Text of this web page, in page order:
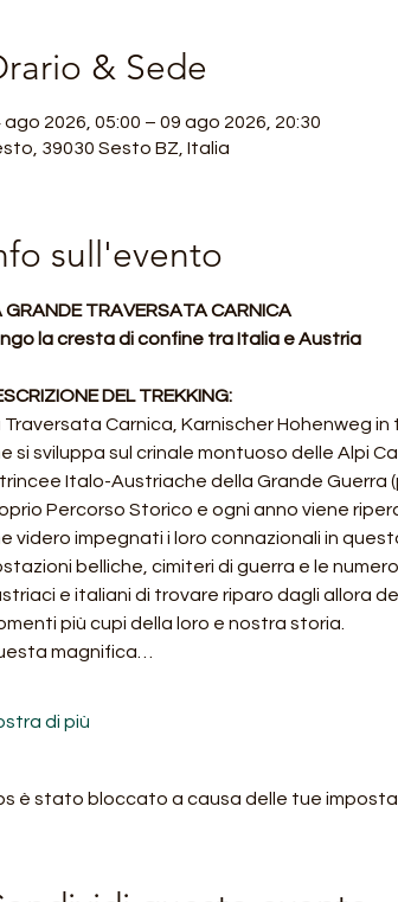
& Sede
ago 2026, 05:00 – 09 ago 2026, 20:30
39030 Sesto BZ, Italia
sull'evento
GRANDE TRAVERSATA CARNICA
la cresta di confine tra Italia e Austria
DEL TREKKING:
Traversata Carnica, Karnischer Hohenweg
si sviluppa sul crinale montuoso delle Alpi
trincee Italo-Austriache della Grande Guerra
Percorso Storico e ogni anno viene
videro impegnati i loro connazionali in
belliche, cimiteri di guerra e le
e italiani di trovare riparo dagli allora
più cupi della loro e nostra storia.
magnifica…
di più
è stato bloccato a causa delle tue